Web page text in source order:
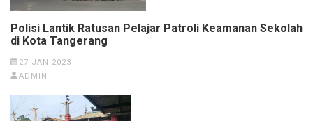
Polisi Lantik Ratusan Pelajar Patroli Keamanan Sekolah
di Kota Tangerang
27 JAN 2023
ADMIN